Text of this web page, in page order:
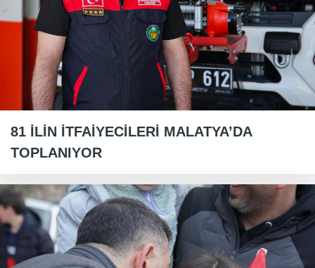
81 İLİN İTFAİYECİLERİ MALATYA’DA
TOPLANIYOR